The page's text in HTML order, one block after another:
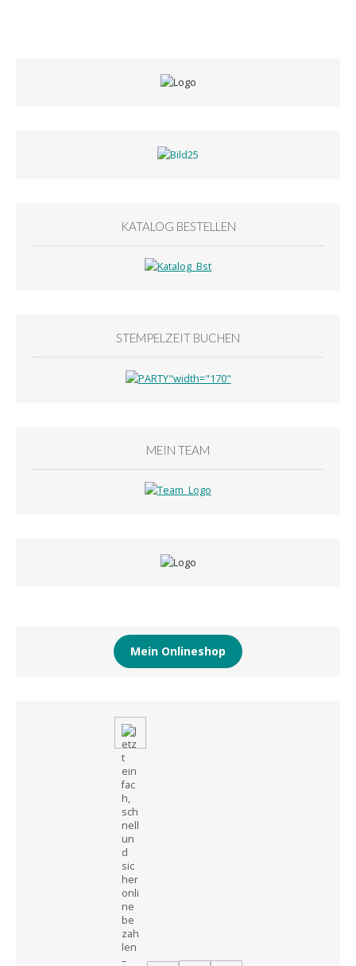
KATALOG BESTELLEN
STEMPELZEIT BUCHEN
MEIN TEAM
Mein Onlineshop